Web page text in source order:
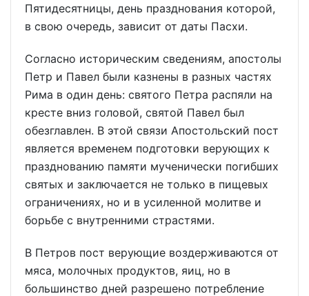
Пятидесятницы, день празднования которой,
в свою очередь, зависит от даты Пасхи.
Согласно историческим сведениям, апостолы
Петр и Павел были казнены в разных частях
Рима в один день: святого Петра распяли на
кресте вниз головой, святой Павел был
обезглавлен. В этой связи Апостольский пост
является временем подготовки верующих к
празднованию памяти мученически погибших
святых и заключается не только в пищевых
ограничениях, но и в усиленной молитве и
борьбе с внутренними страстями.
В Петров пост верующие воздерживаются от
мяса, молочных продуктов, яиц, но в
большинство дней разрешено потребление